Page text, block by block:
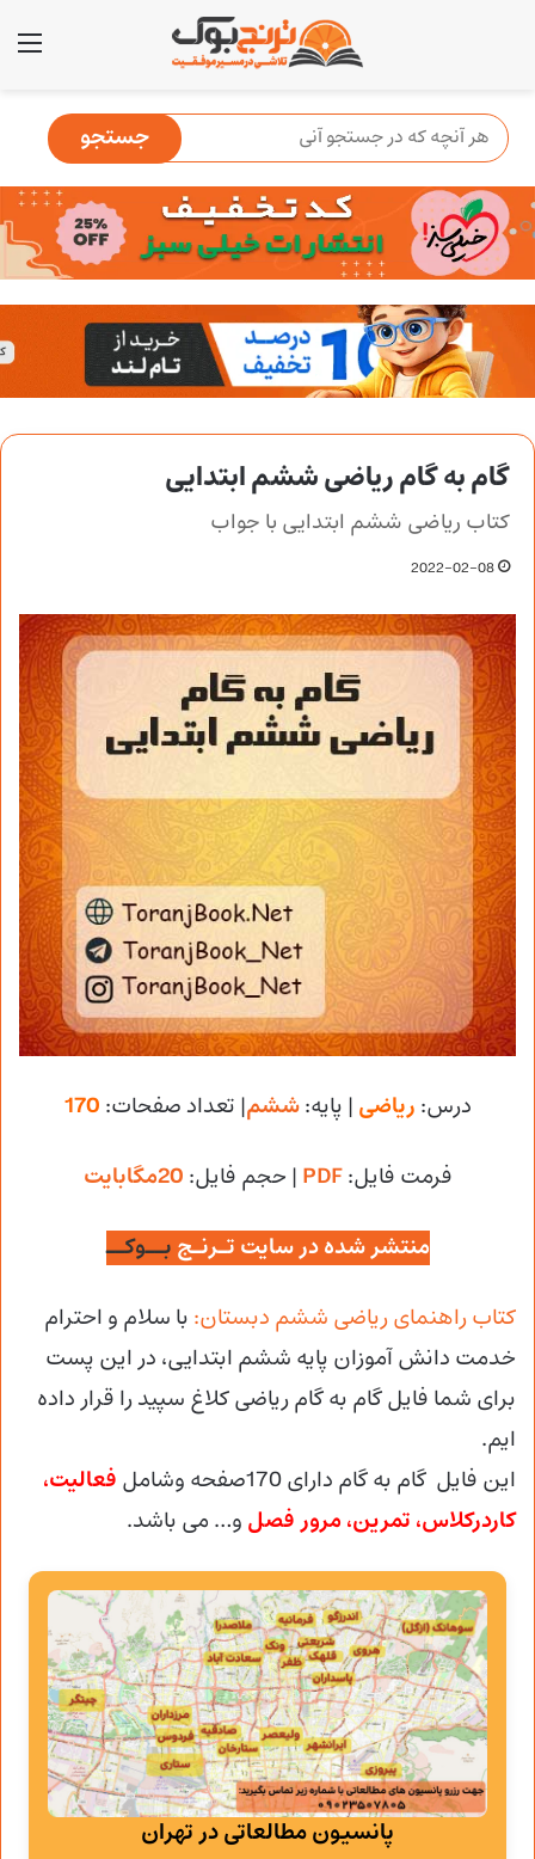
گام به گام ریاضی ششم ابتدایی
کتاب ریاضی ششم ابتدایی با جواب
2022-02-08
درس: ریاضی | پایه:ششم| تعداد صفحات: 170
فرمت فایل:PDF | حجم فایل:
منتشر شده در سایت تـرنـج بــوکــ
کتاب راهنمای ریاضی ششم دبستان: با سلام و احترام
خدمت دانش آموزان پایه ششم ابتدایی، در این پست
برای شما فایل گام به گام ریاضی کلاغ سپید را قرار داده
ایم.
این فایل گام به گام دارای 170صفحه وشامل
فعالیت،
کاردرکلاس، تمرین، مرور فصل و… می باشد.
پانسیون مطالعاتی در تهران